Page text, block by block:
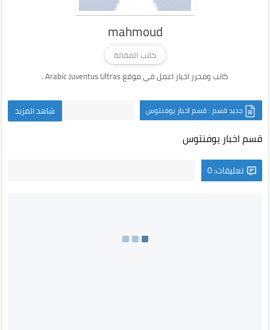
mahmoud
كاتب المقالة
كاتب ومحرر اخبار اعمل في موقع Arabic Juventus Ultras .
جديد قسم : قسم اخبار يوفنتوس شاهد المزيد
قسم اخبار يوفنتوس
تعليقات: 0